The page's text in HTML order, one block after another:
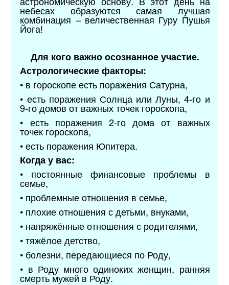
небесах образуются самая лучшая
комбинация – величественная Гуру Пушья
Йога!
Для кого важно осознанное участие.
Астрологические факторы:
• в гороскопе есть поражения Сатурна,
• есть поражения Солнца или Луны, 4-го и
9-го домов от важных точек гороскопа,
• есть поражения 2-го дома от важных
точек гороскопа,
• есть поражения Юпитера.
Когда у вас:
• постоянные финансовые проблемы в
семье,
• проблемные отношения в семье,
• плохие отношения с детьми, внуками,
• напряжённые отношения с родителями,
• тяжёлое детство,
• болезни, передающиеся по Роду,
• в Роду много одиноких женщин, ранняя
смерть мужей в Роду.